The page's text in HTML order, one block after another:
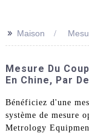
>> Maison
Mesure Du
En Chine, Par
Bénéficiez d'une
système de mesure
Metrology